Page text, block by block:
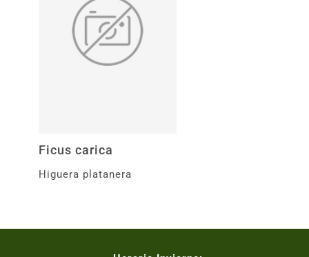
Ficus carica
Higuera platanera